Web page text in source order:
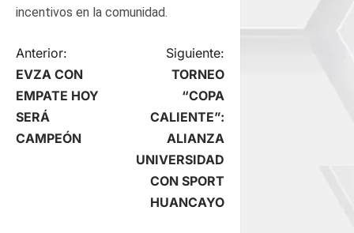
incentivos en la comunidad.
N
a
v
Anterior:
EVZA CON
EMPATE HOY
SERÁ
CAMPEÓN
Siguiente:
TORNEO
“COPA
CALIENTE”:
ALIANZA
UNIVERSIDAD
CON SPORT
HUANCAYO